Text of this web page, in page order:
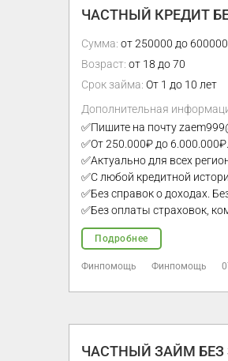
ЧАСТНЫЙ КРЕДИТ
Сумма: от 250000 до
Возраст: от 18 до 70
Срок займа: От 1 до 10 лет
Дополнительная
✅Пишите на почту
✅От 250.000₽ до
✅Актуально для всех
✅С любой кредитной
✅Без справок о доходах.
✅Без оплаты страховок,
Подробнее
Финпомощь Финпомощь
ЧАСТНЫЙ ЗАЙМ БЕЗ